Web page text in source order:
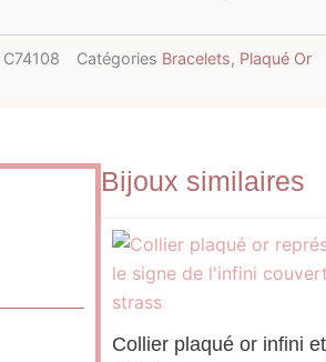
C74108 Catégories Bracelets, Plaqué Or
Bijoux similaires
Collier plaqué or infini et